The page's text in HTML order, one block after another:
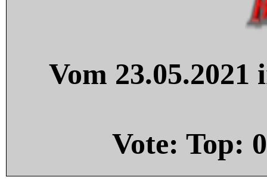
Vom
Vote: Top: 0